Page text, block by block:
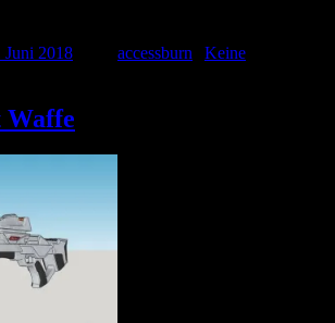
Juni 2018 accessburn
Keine
Waffe